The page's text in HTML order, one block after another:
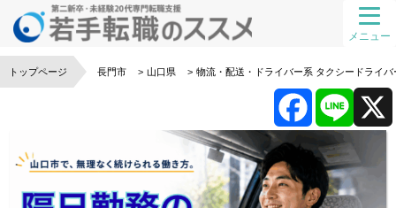
メニュー
トップページ 長門市 山口県 物流・配送・ドライバー系 タクシードライバ
F
a
L
i